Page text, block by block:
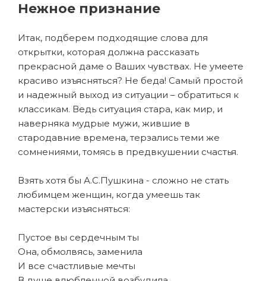
Нежное признание
Итак, подберем подходящие слова для
открытки, которая должна рассказать
прекрасной даме о Ваших чувствах. Не умеете
красиво изъясняться? Не беда! Самый простой
и надежный выход из ситуации – обратиться к
классикам. Ведь ситуация стара, как мир, и
наверняка мудрые мужи, жившие в
стародавние времена, терзались теми же
сомнениями, томясь в предвкушении счастья.
Взять хотя бы А.С.Пушкина - сложно не стать
любимцем женщин, когда умеешь так
мастерски изъясняться:
Пустое вы сердечным ты
Она, обмолвясь, заменила
И все счастливые мечты